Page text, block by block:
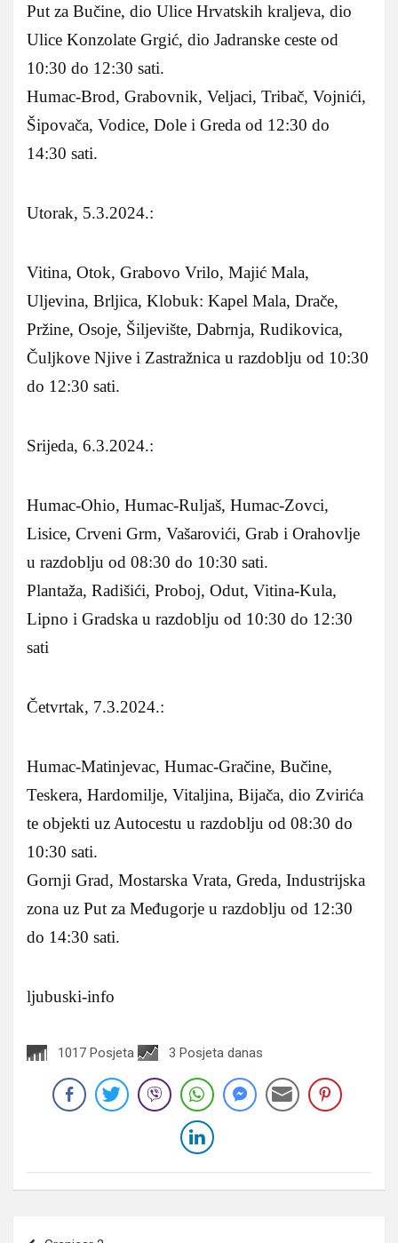
Put za Bučine, dio Ulice Hrvatskih kraljeva, dio
Ulice Konzolate Grgić, dio Jadranske ceste od
10:30 do 12:30 sati.
Humac-Brod, Grabovnik, Veljaci, Tribač, Vojnići,
Šipovača, Vodice, Dole i Greda od 12:30 do
14:30 sati.
Utorak, 5.3.2024.:
Vitina, Otok, Grabovo Vrilo, Majić Mala,
Uljevina, Brljica, Klobuk: Kapel Mala, Drače,
Pržine, Osoje, Šiljevište, Dabrnja, Rudikovica,
Čuljkove Njive i Zastražnica u razdoblju od 10:30
do 12:30 sati.
Srijeda, 6.3.2024.:
Humac-Ohio, Humac-Ruljaš, Humac-Zovci,
Lisice, Crveni Grm, Vašarovići, Grab i Orahovlje
u razdoblju od 08:30 do 10:30 sati.
Plantaža, Radišići, Proboj, Odut, Vitina-Kula,
Lipno i Gradska u razdoblju od 10:30 do 12:30
sati
Četvrtak, 7.3.2024.:
Humac-Matinjevac, Humac-Gračine, Bučine,
Teskera, Hardomilje, Vitaljina, Bijača, dio Zvirića
te objekti uz Autocestu u razdoblju od 08:30 do
10:30 sati.
Gornji Grad, Mostarska Vrata, Greda, Industrijska
zona uz Put za Međugorje u razdoblju od 12:30
do 14:30 sati.
ljubuski-info
1017 Posjeta 3 Posjeta danas